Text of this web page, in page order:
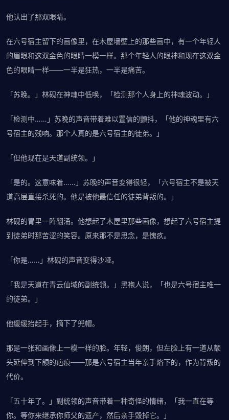
他认出了那双眼睛。
在六号宿主留下的画像里，在木屋墙壁上的那些画中，有一个年轻人
的眉眼和这双金色的眼睛一模一样。那个年轻人的眼神和现在这双金
色的眼睛一样——一半是狂热，一半是痛苦。
「苏晚。」林砚在神魂中低唤，「检测那个人身上的神魂波动。」
「检测中……」苏晚的声音带着难以置信的颤抖，「他的神魂里有六
号宿主的残响。那个人真的是六号宿主的徒弟。」
「但他现在是天道副统领。」
「是的。这意味着……」苏晚的声音变得很轻，「六号宿主不是被天
道高层直接杀死的。他是被他最信任的徒弟背叛的。」
林砚的胃里一阵翻涌。他想起了木屋里那些画像，想起了六号宿主提
到徒弟时那苦涩的笑容。原来那不是思念，是愧疚。
「你是……」林砚的声音变得沙哑。
「我是天道在青云仙域的副统领。」黑袍人说，「也是六号宿主唯一
的徒弟。」
他缓缓抬起手，摘下了兜帽。
那是一张和画像上一模一样的脸。年轻，俊朗，但左脸上有一道从额
头延伸到下颌的疤痕——那是六号宿主当年亲手烙下的，作为背叛的
代价。
「五十年了。」副统领的声音带着一种奇怪的情绪，「我一直在等
你。等你来继承你师父的遗产，然后亲手毁掉它。」